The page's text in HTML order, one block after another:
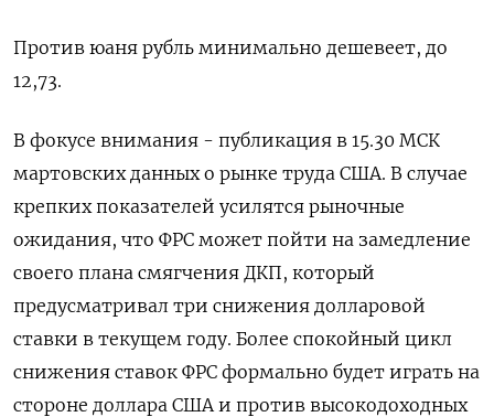
Против юаня рубль минимально дешевеет, до
12,73.
В фокусе внимания - публикация в 15.30 МСК
мартовских данных о рынке труда США. В случае
крепких показателей усилятся рыночные
ожидания, что ФРС может пойти на замедление
своего плана смягчения ДКП, который
предусматривал три снижения долларовой
ставки в текущем году. Более спокойный цикл
снижения ставок ФРС формально будет играть на
стороне доллара США и против высокодоходных